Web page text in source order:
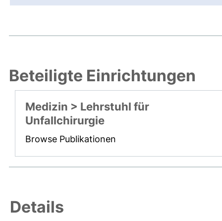
Beteiligte Einrichtungen
Medizin > Lehrstuhl für
Unfallchirurgie
Browse Publikationen
Details